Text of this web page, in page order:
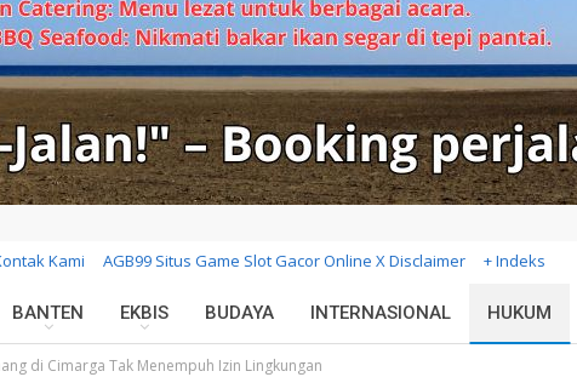
Kami AGB99 Situs Game Slot Gacor Online X Disclaimer
+ Indeks
BANTEN EKBIS BUDAYA INTERNASIONAL HUKUM
AL KHAIRIYAH
di Cimarga Tak Menempuh Izin Lingkungan